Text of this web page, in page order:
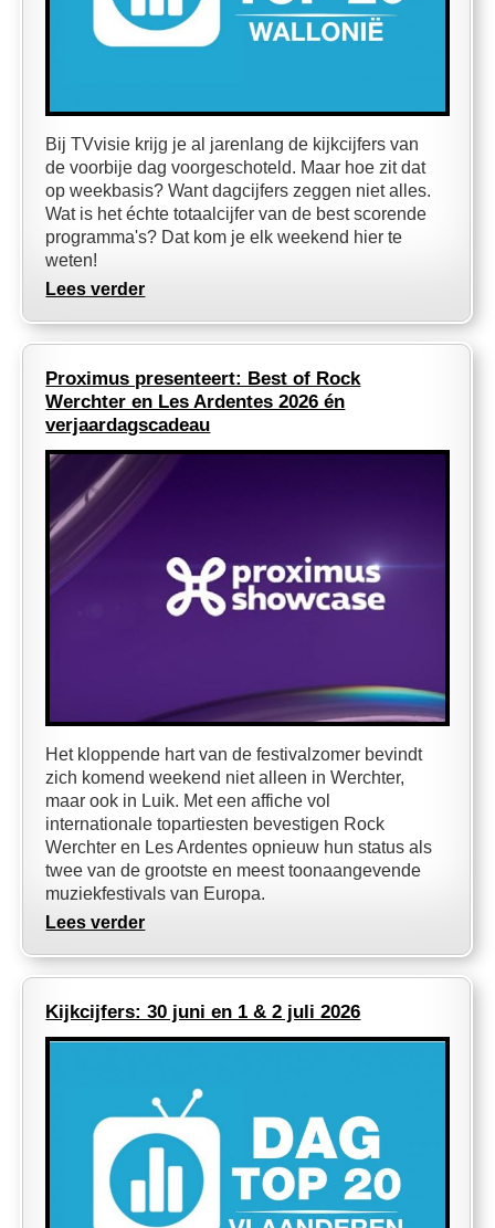
Bij TVvisie krijg je al jarenlang de kijkcijfers van
de voorbije dag voorgeschoteld. Maar hoe zit dat
op weekbasis? Want dagcijfers zeggen niet alles.
Wat is het échte totaalcijfer van de best scorende
programma's? Dat kom je elk weekend hier te
weten!
Lees verder
Proximus presenteert: Best of Rock
Werchter en Les Ardentes 2026 én
verjaardagscadeau
Het kloppende hart van de festivalzomer bevindt
zich komend weekend niet alleen in Werchter,
maar ook in Luik. Met een affiche vol
internationale topartiesten bevestigen Rock
Werchter en Les Ardentes opnieuw hun status als
twee van de grootste en meest toonaangevende
muziekfestivals van Europa.
Lees verder
Kijkcijfers: 30 juni en 1 & 2 juli 2026